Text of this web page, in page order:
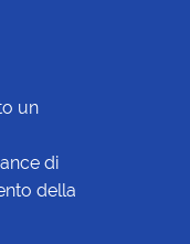
un
di
della